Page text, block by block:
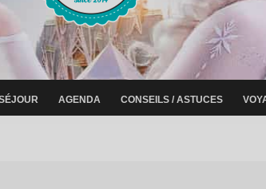
AGENDA CONSEILS / ASTUCES